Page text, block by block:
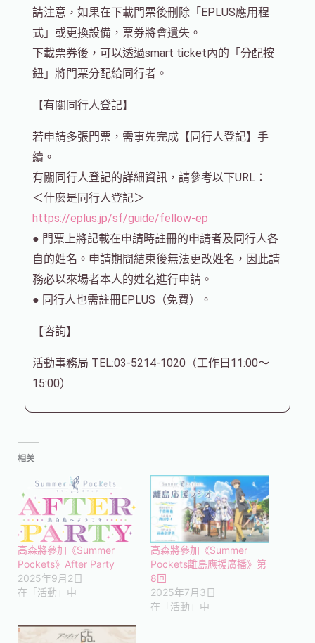
請注意，如果在下載門票後刪除「EPLUS應用程
式」或更換設備，票券將會遺失。
下載票券後，可以透過smart ticket內的「分配按
鈕」將門票分配給同行者。
【有關同行人登記】
若申請多張門票，需事先完成【同行人登記】手
續。
有關同行人登記的詳細資訊，請參考以下URL：
＜什麼是同行人登記＞
https://eplus.jp/sf/guide/fellow-ep
● 門票上將記載在申請時註冊的申請者及同行人各
自的姓名。申請期間結束後無法更改姓名，因此請
務必以來場者本人的姓名進行申請。
● 同行人也需註冊EPLUS（免費）。
【咨詢】
活動事務局 TEL:03-5214-1020（工作日11:00～
15:00）
相关
高森將參加《Summer
Pockets》After Party
2025年9月2日
在「活動」中
高森將參加《Summer
Pockets離島應援廣播》第
8回
2025年7月3日
在「活動」中